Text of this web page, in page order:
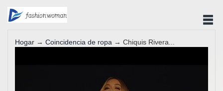
Hogar → Coincidencia de ropa → Chiquis Rivera...